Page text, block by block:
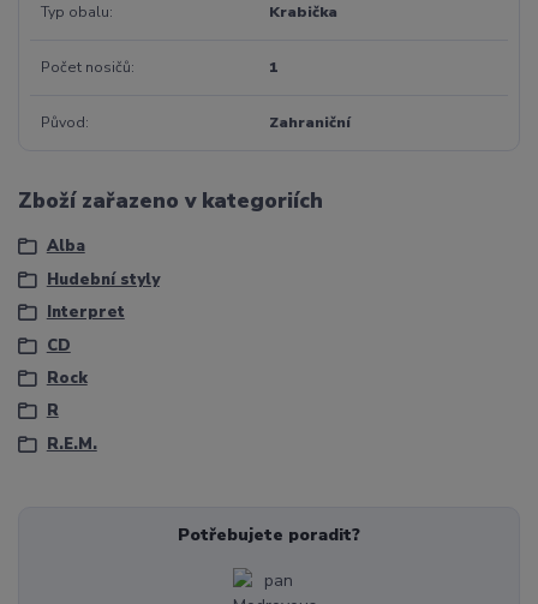
Typ obalu Krabička
Počet nosičů 1
Původ Zahraniční
Zboží zařazeno v kategoriích
Alba
Hudební styly
Interpret
CD
Rock
R
R.E.M.
Potřebujete poradit?